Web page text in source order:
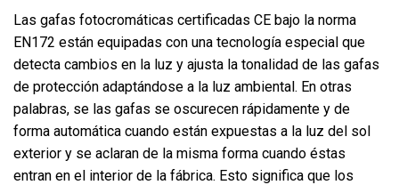
Las gafas fotocromáticas certificadas CE bajo la norma
EN172 están equipadas con una tecnología especial que
detecta cambios en la luz y ajusta la tonalidad de las gafas
de protección adaptándose a la luz ambiental. En otras
palabras, se las gafas se oscurecen rápidamente y de
forma automática cuando están expuestas a la luz del sol
exterior y se aclaran de la misma forma cuando éstas
entran en el interior de la fábrica. Esto significa que los